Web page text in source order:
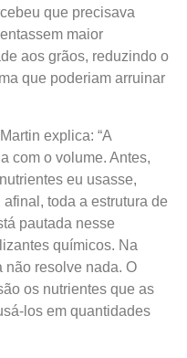
que precisava
maior
aos grãos, reduzindo o
que poderiam arruinar
explica: “A
com o volume. Antes,
eu usasse,
toda a estrutura de
pautada nesse
químicos. Na
não resolve nada. O
os nutrientes que as
los em quantidades